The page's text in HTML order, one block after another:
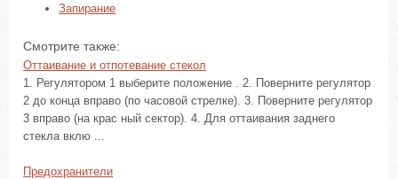
Запирание
Смотрите также:
Оттаивание и отпотевание стекол
1. Регулятором 1 выберите положение . 2. Поверните регулятор
2 до конца вправо (по часовой стрелке). 3. Поверните регулятор
3 вправо (на крас ный сектор). 4. Для оттаивания заднего
стекла вклю ...
Предохранители